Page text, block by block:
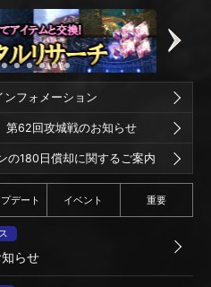
フォメーション
第62回攻城戦のお知らせ
の180日償却に関するご案内
デート イベント 重要
らせ